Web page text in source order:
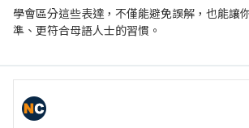
學會區分這些表達，不僅能避免誤解，也能讓
準、更符合母語人士的習慣。